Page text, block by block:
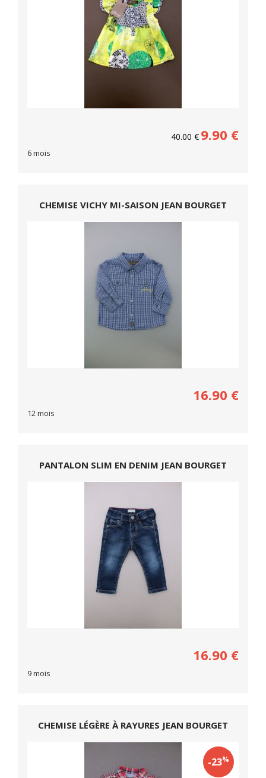
40.00 € 9.90 €
6 mois
CHEMISE VICHY MI-SAISON JEAN BOURGET
16.90 €
12 mois
PANTALON SLIM EN DENIM JEAN BOURGET
16.90 €
9 mois
CHEMISE LÉGÈRE À RAYURES JEAN BOURGET
-23%